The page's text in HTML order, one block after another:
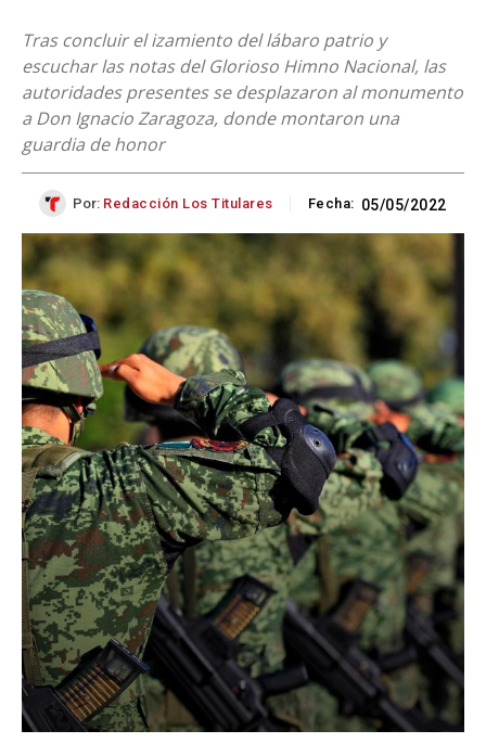
Tras concluir el izamiento del lábaro patrio y
escuchar las notas del Glorioso Himno Nacional, las
autoridades presentes se desplazaron al monumento
a Don Ignacio Zaragoza, donde montaron una
guardia de honor
Por: Redacción Los Titulares Fecha: 05/05/2022